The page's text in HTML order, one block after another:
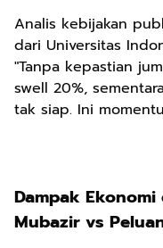
Analis kebijakan
dari Universitas
"Tanpa kepastian
swell 20%,
tak siap. Ini
Dampak
Mubazir vs